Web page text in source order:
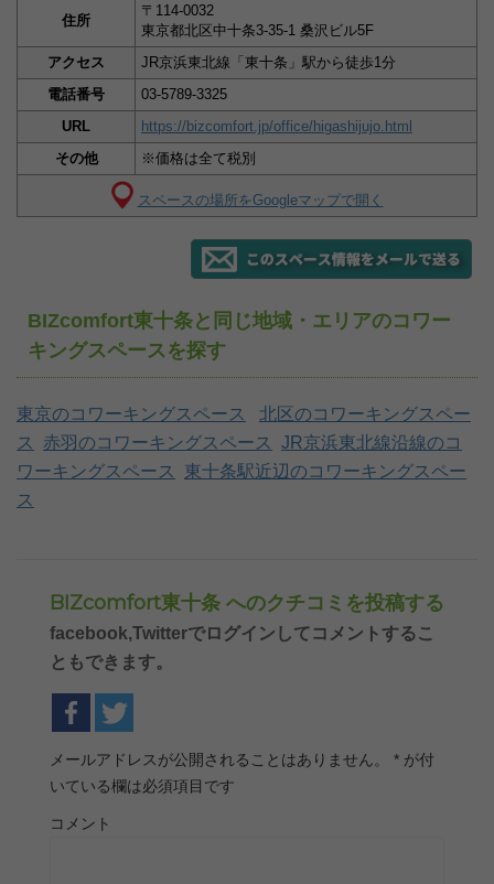
住所
〒114-0032
東京都北区中十条3-35-1 桑沢ビル5F
アクセス
JR京浜東北線「東十条」駅から徒歩1分
電話番号
03-5789-3325
URL
https://bizcomfort.jp/office/higashijujo.html
その他
※価格は全て税別
スペースの場所をGoogleマップで開く
BIZcomfort東十条と同じ地域・エリアのコワー
キングスペースを探す
東京のコワーキングスペース
北区のコワーキングスペー
ス
赤羽のコワーキングスペース
JR京浜東北線沿線のコ
ワーキングスペース
東十条駅近辺のコワーキングスペー
ス
BIZcomfort東十条 へのクチコミを投稿する
facebook,Twitterでログインしてコメントするこ
ともできます。
メールアドレスが公開されることはありません。 * が付
いている欄は必須項目です
コメント